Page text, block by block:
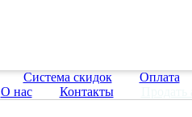
Система скидок
Оплата
О нас Контакты